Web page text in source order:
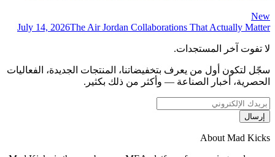
New
July 14, 2026The Air Jordan Collaborations That Actually Matter
لا تفوت آخر المستجدات.
سجّل لتكون أول من يعرف بتخفيضاتنا، المنتجات الجديدة، الفعاليات
الحصرية، أخبار الصناعة — وأكثر من ذلك بكثير.
إرسال
About Mad Kicks